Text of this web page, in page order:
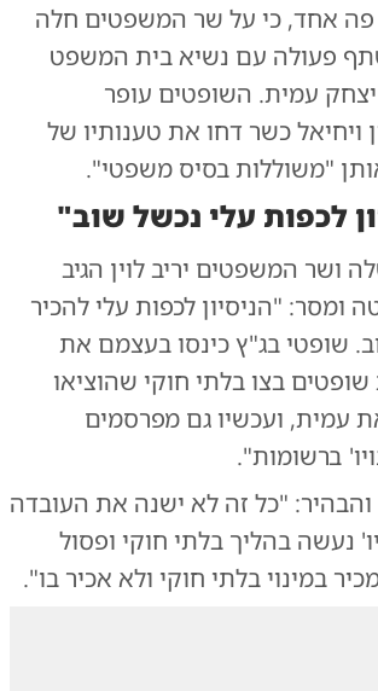
פה אחד, כי על שר המשפטים חלה
פעולה עם נשיא בית המשפט
עמית. השופטים עופר
ויחיאל כשר דחו את טענותיו של
אותן "משוללות בסיס משפטי".
לכפות עלי נכשל שוב"
ושר המשפטים יריב לוין הגיב
ומסר: "הניסיון לכפות עלי להכיר
שופטי בג"ץ כינסו בעצמם את
בצו בלתי חוקי שהוציאו
עמית, ועכשיו גם מפרסמים
ברשומות".
והבהיר: "כל זה לא ישנה את העובדה
נעשה בהליך בלתי חוקי ופסול
במינוי בלתי חוקי ולא אכיר בו".